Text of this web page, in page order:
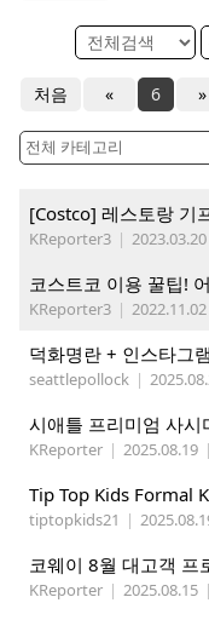
처음 « 6 »
[Costco] 레스토랑 기
KReporter3 | 2023.03.20
코스트코 이용 꿀팁!
KReporter3 | 2022.11.02
덕화명란 + 인스타그
seattlepollock |
KReporter | 2025.08.19 |
Tip Top Kids Formal
tiptopkids21 |
코웨이 8월 대고객 프
KReporter | 2025.08.15 |